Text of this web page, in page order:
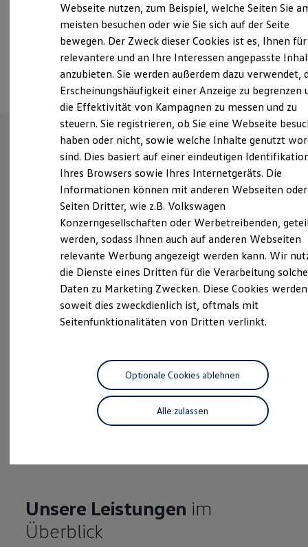
Laden
Laden unterwegs
Laden Zuhause
Ladestationen finden
Ladezeitensimulator
Batterie
Sicherheit
Garantie und Lebensdauer
Nachhaltigkeit
Technologie
Kosten und Kauf
Verbrauchskosten
Kaufoptionen
E-Auto-Förderung
Software und Konnektivität
ID. Software Versionen und Updates
Digitale Extras
Schnittstellen zu Ihrem ID.
Hybridautos
Marke und Erlebnis
Volkswagen R und R Experience
R-Modelle
Driving Experience
Volkswagen entdecken
Lifestyle Shop
T-Roc Kollektion
Golf Kollektion
ID. Kollektion
Volkswagen Kollektion
R-Kollektion
Software Updates
Service und Ersatzteile
Inspektion und HU/AU
Ansprechpartner
Wie können wir
Ihnen weiterhelfen?
Probefahrt vereinbaren
Serviceanfrage stellen
Unsere Leistungen im
Überblick
Webseite nutzen, zum Beispiel, welche Seiten Sie
meisten besuchen oder wie Sie sich auf der Seite
bewegen. Der Zweck dieser Cookies ist es, Ihnen für
relevantere und an Ihre Interessen angepasste
anzubieten. Sie werden außerdem dazu verwendet,
Erscheinungshäufigkeit einer Anzeige zu begrenzen
die Effektivität von Kampagnen zu messen und zu
steuern. Sie registrieren, ob Sie eine Webseite
haben oder nicht, sowie welche Inhalte genutzt
sind. Dies basiert auf einer eindeutigen
Ihres Browsers sowie Ihres Internetgeräts. Die
Informationen können mit anderen Webseiten oder
Seiten Dritter, wie z.B. Volkswagen
Konzerngesellschaften oder Werbetreibenden,
werden, sodass Ihnen auch auf anderen Webseiten
relevante Werbung angezeigt werden kann. Wir
die Dienste eines Dritten für die Verarbeitung
Daten zu Marketing Zwecken. Diese Cookies
soweit dies zweckdienlich ist, oftmals mit
Seitenfunktionalitäten von Dritten verlinkt.
Alle zulassen
Optionale Cookies ablehnen